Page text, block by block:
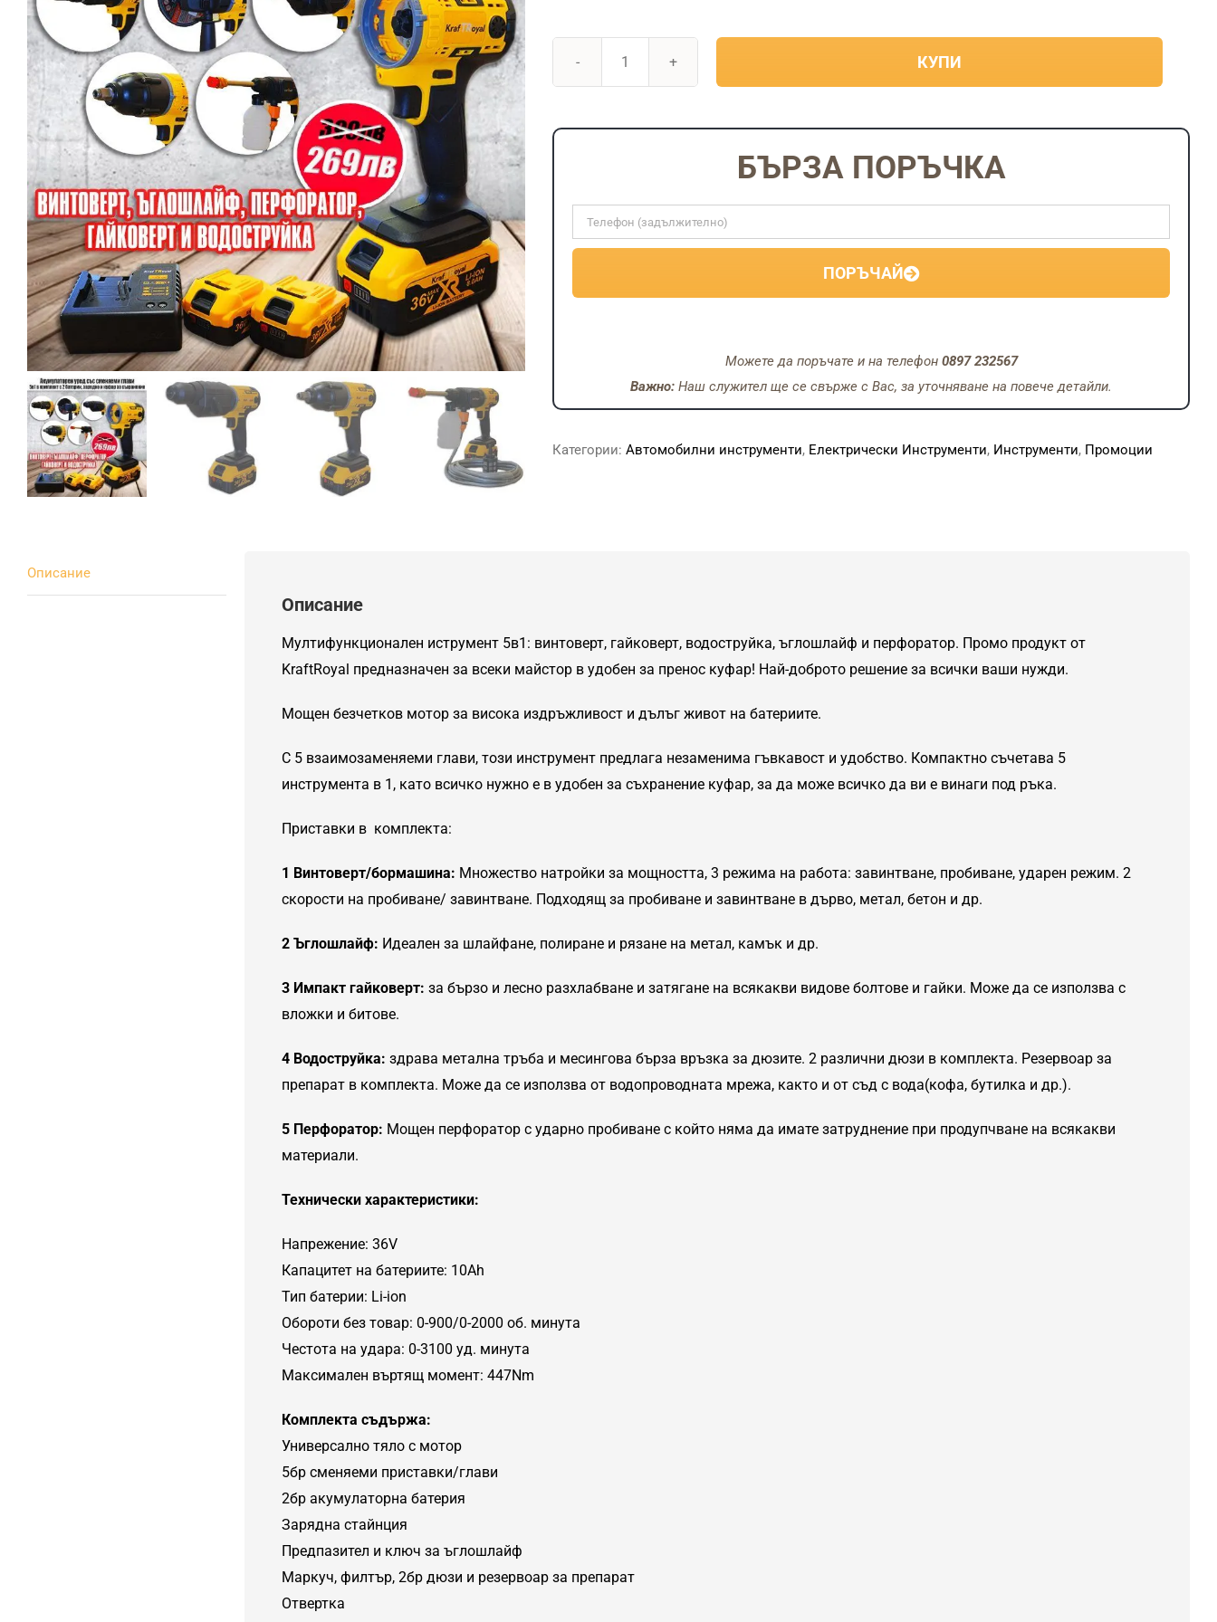
204.01€
399.00
137.54€
/
269.00
Мултифункционален
винтоверт,
гайковерт,
ъглошлайф
КУПИ
БЪРЗА ПОРЪЧКА
ПОРЪЧАЙ
Можете да поръчате и на телефон 0897 232567
Важно: Наш служител ще се свърже с Вас, за уточняване на повече детайли.
Категории: Автомобилни инструменти, Електрически Инструменти, Инструменти, Промоции
Описание
Описание
Мултифункционален иструмент 5в1: винтоверт, гайковерт, водоструйка, ъглошлайф и перфоратор. Промо продукт от
KraftRoyal предназначен за всеки майстор в удобен за пренос куфар! Най-доброто решение за всички ваши нужди.
Мощен безчетков мотор за висока издръжливост и дълъг живот на батериите.
С 5 взаимозаменяеми глави, този инструмент предлага незаменима гъвкавост и удобство. Компактно съчетава 5
инструмента в 1, като всичко нужно е в удобен за съхранение куфар, за да може всичко да ви е винаги под ръка.
Приставки в комплекта:
1 Винтоверт/бормашина: Множество натройки за мощността, 3 режима на работа: завинтване, пробиване, ударен режим. 2
скорости на пробиване/ завинтване. Подходящ за пробиване и завинтване в дърво, метал, бетон и др.
2 Ъглошлайф: Идеален за шлайфане, полиране и рязане на метал, камък и др.
3 Импакт гайковерт: за бързо и лесно разхлабване и затягане на всякакви видове болтове и гайки. Може да се използва с
вложки и битове.
4 Водоструйка: здрава метална тръба и месингова бърза връзка за дюзите. 2 различни дюзи в комплекта. Резервоар за
препарат в комплекта. Може да се използва от водопроводната мрежа, както и от съд с вода(кофа, бутилка и др.).
5 Перфоратор: Мощен перфоратор с ударно пробиване с който няма да имате затруднение при продупчване на всякакви
материали.
Технически характеристики:
Напрежение: 36V
Капацитет на батериите: 10Ah
Тип батерии: Li-ion
Обороти без товар: 0-900/0-2000 об. минута
Честота на удара: 0-3100 уд. минута
Максимален въртящ момент: 447Nm
Комплекта съдържа:
Универсално тяло с мотор
5бр сменяеми приставки/глави
2бр акумулаторна батерия
Зарядна стайнция
Предпазител и ключ за ъглошлайф
Маркуч, филтър, 2бр дюзи и резервоар за препарат
Отвертка